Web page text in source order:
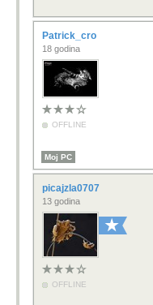
Patrick_cro
18 godina
OFFLINE
Moj PC
picajzla0707
13 godina
OFFLINE